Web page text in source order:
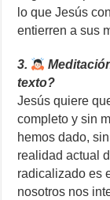
lo que Jesús
entierren a sus
3.
texto?
Jesús quiere
completo y sin
hemos dado,
realidad actual
radicalizado es
nosotros nos